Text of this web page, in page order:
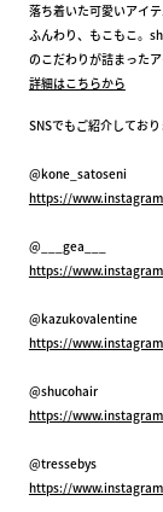
落ち着いた可愛いアイテ
ふんわり、もこもこ。
のこだわりが詰まったア
詳細はこちらから
SNSでもご紹介してお
@kone_satoseni
https://
@___gea___
https://
@kazukovalentine
https://
@shucohair
https://
@tressebys
https://